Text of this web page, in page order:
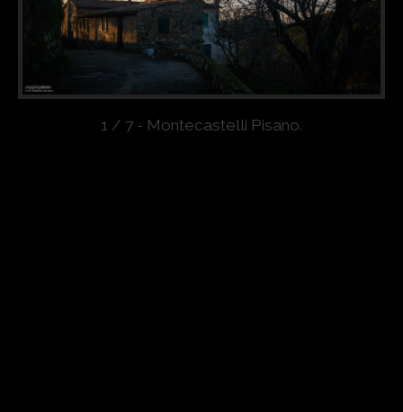
1 / 7 - Montecastelli Pisano.